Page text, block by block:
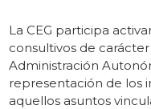
La CEG participa
consultivos de
Administración
representación de los
aquellos asuntos